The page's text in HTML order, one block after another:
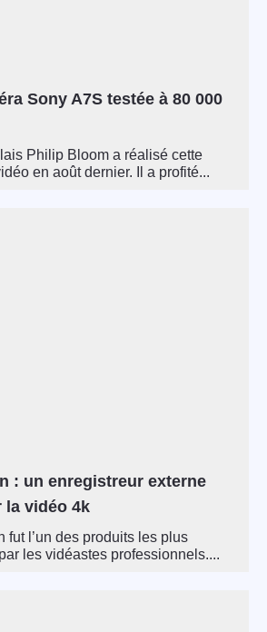
Sony A7S testée à 80 000
Philip Bloom a réalisé cette
en août dernier. Il a profité...
: un enregistreur externe
la vidéo 4k
fut l’un des produits les plus
les vidéastes professionnels....